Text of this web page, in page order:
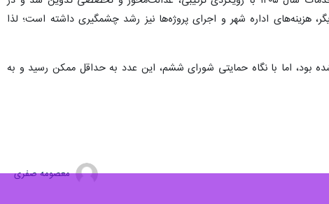
هزینه‌های اداره شهر و اجرای پروژه‌ها نیز رشد چشمگیری داشته است؛ لذا
درصد در هزینه‌های مدیریت شهری داده شده بود، اما با نگاه حمایتی شورای ششم، این عدد به حداقل ممکن رسید و به
معصومه صفری